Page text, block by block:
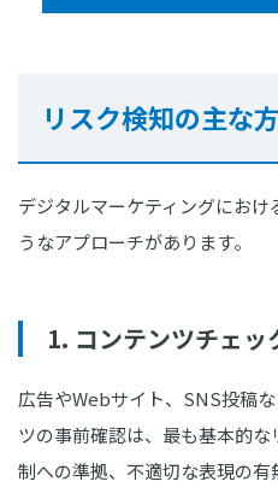
リスク検知の主な
デジタルマーケティングにお
うなアプローチがあります。
1. コンテンツチェッ
広告やWebサイト、SNS投稿
ツの事前確認は、最も基本的
制への準拠、不適切な表現の